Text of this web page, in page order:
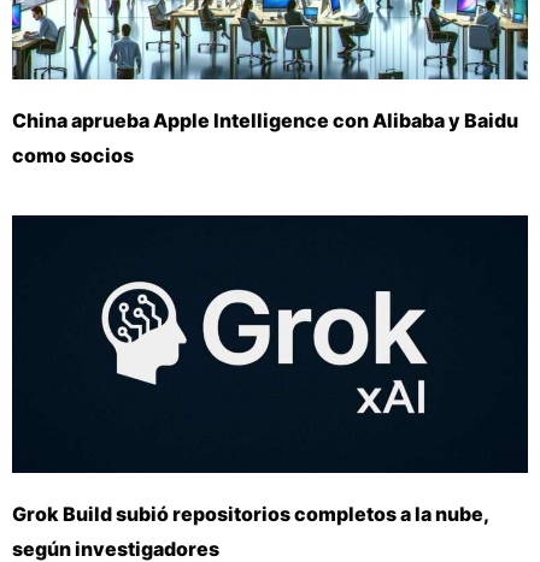
China aprueba Apple Intelligence con Alibaba y Baidu
como socios
Grok Build subió repositorios completos a la nube,
según investigadores